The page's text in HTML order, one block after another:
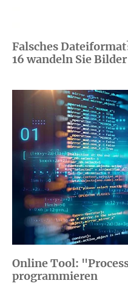
Falsches
16 wandeln Sie
Online Tool:
programmieren